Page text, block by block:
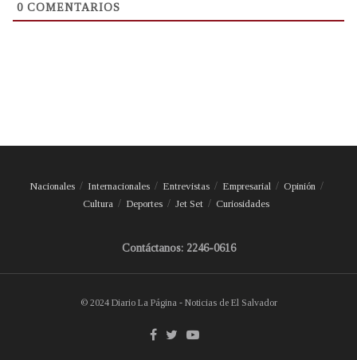
0 COMENTARIOS
Nacionales Internacionales Entrevistas Empresarial
Opinión
Cultura
Deportes Jet Set Curiosidades
Contáctanos: 2246-0616
© 2024 Diario La Página - Noticias de El Salvador